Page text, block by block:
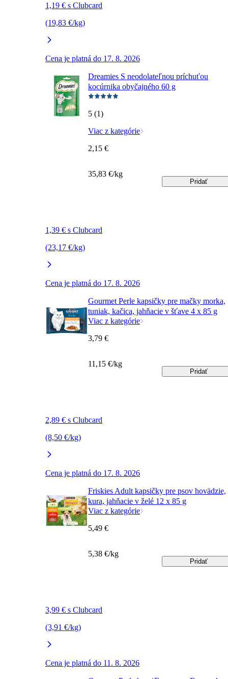
1,19 € s Clubcard
(19,83 €/kg)
Cena je platná do 17. 8. 2026
Dreamies S neodolateľnou príchuťou
kocúrnika obyčajného 60 g
5 (1)
Viac z kategórie
1,39 € s Clubcard
(23,17 €/kg)
Cena je platná do 17. 8. 2026
2,15 €
35,83 €/kg
Pridať
Gourmet Perle kapsičky pre mačky morka,
tuniak, kačica, jahňacie v šťave 4 x 85 g
Viac z kategórie
2,89 € s Clubcard
(8,50 €/kg)
Cena je platná do 17. 8. 2026
3,79 €
11,15 €/kg
Pridať
Friskies Adult kapsičky pre psov hovädzie,
kura, jahňacie v želé 12 x 85 g
Viac z kategórie
3,99 € s Clubcard
(3,91 €/kg)
Cena je platná do 11. 8. 2026
5,49 €
5,38 €/kg
Pridať